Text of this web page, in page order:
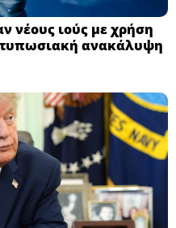
νέους ιούς με χρήση
ανακάλυψη